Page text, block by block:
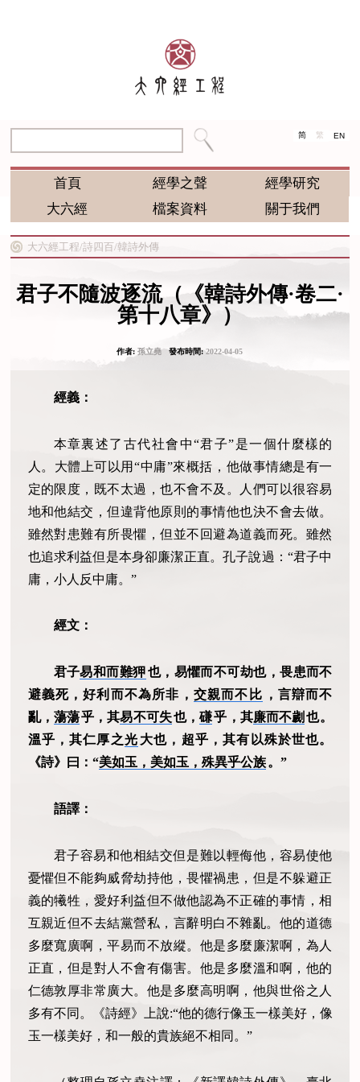
简 繁 EN
首頁 經學之聲
經學研究
大六經
檔案資料 關于我們
大六經工程/詩四百/韓詩外傳
君子不隨波逐流（《韓詩外傳·卷二·
第十八章》）
作者:孫立堯發布時間:2022-04-05
經義：
本章裏述了古代社會中“君子”是一個什麼樣的
人。大體上可以用“中庸”來概括，他做事情總是有一
定的限度，既不太過，也不會不及。人們可以很容易
地和他結交，但違背他原則的事情他也決不會去做。
雖然對患難有所畏懼，但並不回避為道義而死。雖然
也追求利益但是本身卻廉潔正直。孔子說過：“君子中
庸，小人反中庸。”
經文：
君子易和而難狎也，易懼而不可劫也，畏患而不
避義死，好利而不為所非， 交親而不比 ，言辯而不
亂， 蕩蕩乎，其易不可失也，磏乎，其廉而不劌 也。
溫乎，其仁厚之光 大也，超乎，其有以殊於世也。
《詩》曰：“美如玉，美如玉，殊異乎公族 。”
語譯：
君子容易和他相結交但是難以輕侮他，容易使他
憂懼但不能夠威脅劫持他，畏懼禍患，但是不躲避正
義的犧牲，愛好利益但不做他認為不正確的事情，相
互親近但不去結黨營私，言辭明白不雜亂。他的道德
多麼寬廣啊，平易而不放縱。他是多麼廉潔啊，為人
正直，但是對人不會有傷害。他是多麼溫和啊，他的
仁德敦厚非常廣大。他是多麼高明啊，他與世俗之人
多有不同。《詩經》上說:“他的德行像玉一樣美好，像
玉一樣美好，和一般的貴族絕不相同。”